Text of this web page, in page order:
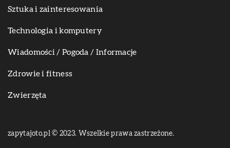
Sztuka i zainteresowania
Technologia i komputery
Wiadomości / Pogoda / Informacje
Zdrowie i fitness
Zwierzęta
zapytajoto.pl © 2023. Wszelkie prawa zastrzeżone.